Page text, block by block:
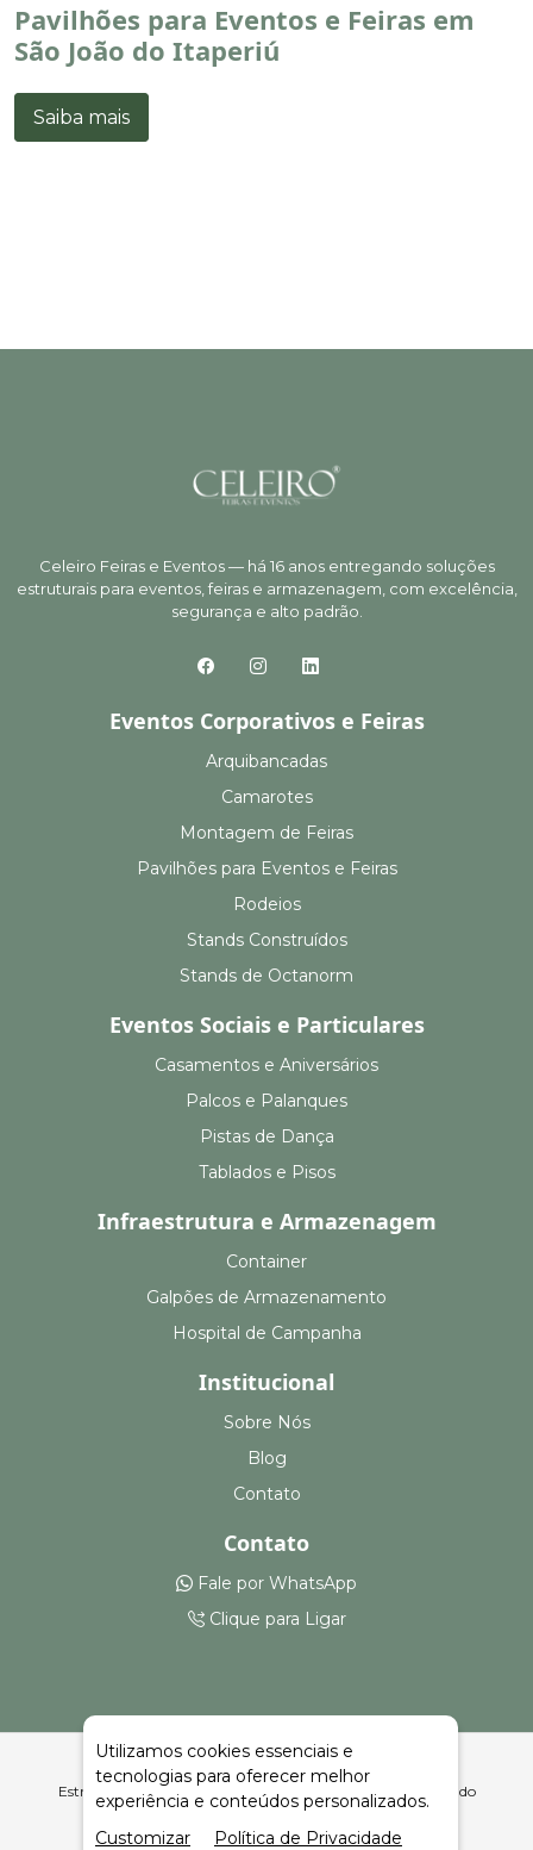
Pavilhões para Eventos e Feiras em
São João do Itaperiú
Saiba mais
Celeiro Feiras e Eventos — há 16 anos entregando soluções
estruturais para eventos, feiras e armazenagem, com excelência,
segurança e alto padrão.
Eventos Corporativos e Feiras
Arquibancadas
Camarotes
Montagem de Feiras
Pavilhões para Eventos e Feiras
Rodeios
Stands Construídos
Stands de Octanorm
Eventos Sociais e Particulares
Casamentos e Aniversários
Palcos e Palanques
Pistas de Dança
Tablados e Pisos
Infraestrutura e Armazenagem
Container
Galpões de Armazenamento
Hospital de Campanha
Institucional
Sobre Nós
Blog
Contato
Contato
Fale por WhatsApp
Clique para Ligar
Estruturas para Feiras, Eventos e Armazenagem São João do
Itaperiú | Celeiro Feiras e Eventos
Utilizamos cookies essenciais e
tecnologias para oferecer melhor
experiência e conteúdos personalizados.
Customizar
Política de Privacidade